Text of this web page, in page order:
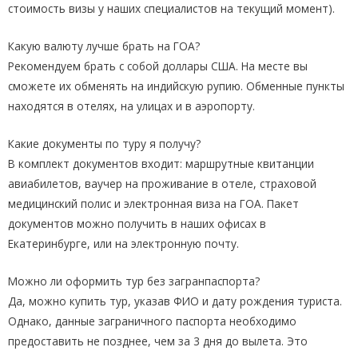
стоимость визы у наших специалистов на текущий момент).
Какую валюту лучше брать на ГОА?
Рекомендуем брать с собой доллары США. На месте вы
сможете их обменять на индийскую рупию. Обменные пункты
находятся в отелях, на улицах и в аэропорту.
Какие документы по туру я получу?
В комплект документов входит: маршрутные квитанции
авиабилетов, ваучер на проживание в отеле, страховой
медицинский полис и электронная виза на ГОА. Пакет
документов можно получить в наших офисах в
Екатеринбурге, или на электронную почту.
Можно ли оформить тур без загранпаспорта?
Да, можно купить тур, указав ФИО и дату рождения туриста.
Однако, данные заграничного паспорта необходимо
предоставить не позднее, чем за 3 дня до вылета. Это